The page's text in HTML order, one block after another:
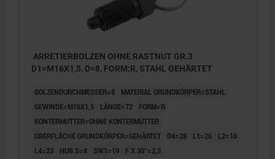
ARRETIERBOLZEN OHNE RASTNUT GR.3
D1=M16X1,5, D=8, FORM:R, STAHL GEHÄRTET
BOLZENDURCHMESSER=8
MATERIAL GRUNDKÖRPER=STAHL
GEWINDE=M16X1,5
LÄNGE=72
FORM=R
KONTERMUTTER=OHNE KONTERMUTTER
OBERFLÄCHE GRUNDKÖRPER=GEHÄRTET
D4=28 L1=26
L2=10
L4=23
HUB S=8 SW1=19
F X 30°=2,3